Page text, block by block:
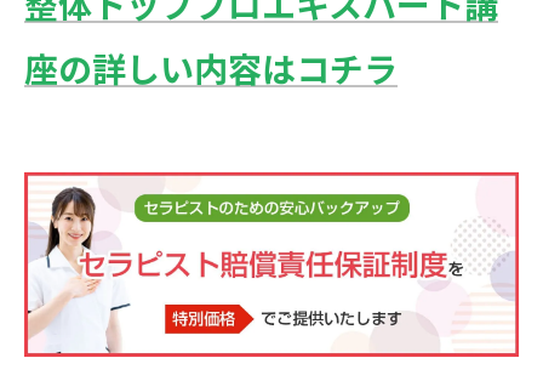
座の詳しい内容はコチラ